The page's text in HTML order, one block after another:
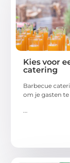
Kies voor
catering
Barbecue
om je gasten